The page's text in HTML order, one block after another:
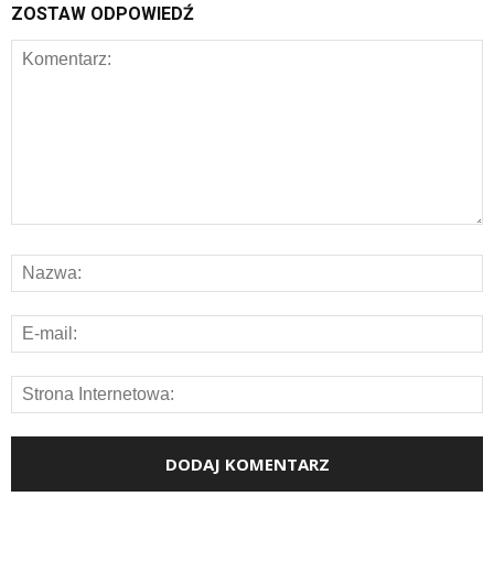
ZOSTAW ODPOWIEDŹ